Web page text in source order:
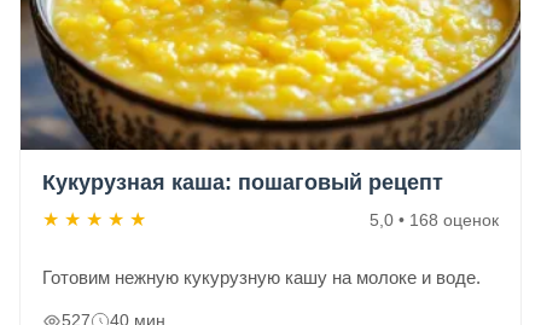
Кукурузная каша: пошаговый рецепт
★ ★ ★ ★ ★ 5,0 • 168 оценок
Готовим нежную кукурузную кашу на молоке и воде.
527 40 мин